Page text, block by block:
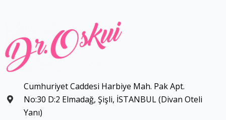
Cumhuriyet Caddesi Harbiye Mah. Pak Apt.
No:30 D:2 Elmadağ, Şişli, İSTANBUL (Divan Oteli
Yanı)